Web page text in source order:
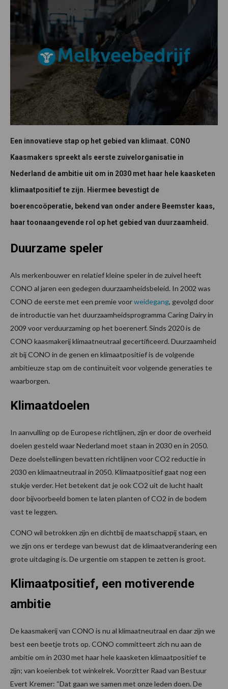
Een innovatieve stap op het gebied van klimaat. CONO
Kaasmakers spreekt als eerste zuivelorganisatie in
Nederland de ambitie uit om in 2030 met haar hele kaasketen
klimaatpositief te zijn. Hiermee bevestigt de
boerencoöperatie, bekend van onder andere Beemster kaas,
haar toonaangevende rol op het gebied van duurzaamheid.
Duurzame speler
Als merkenbouwer en relatief kleine speler in de zuivel heeft
CONO al jaren een gedegen duurzaamheidsbeleid. In 2002 was
CONO de eerste met een premie voorweidegang, gevolgd door
de introductie van het duurzaamheidsprogramma Caring Dairy in
2009 voor verduurzaming op het boerenerf. Sinds 2020 is de
CONO kaasmakerij klimaatneutraal gecertificeerd. Duurzaamheid
zit bij CONO in de genen en klimaatpositief is de volgende
ambitieuze stap om de continuïteit voor volgende generaties te
waarborgen.
Klimaatdoelen
In aanvulling op de Europese richtlijnen, zijn er door de overheid
doelen gesteld waar Nederland moet staan in 2030 en in 2050.
Deze doelstellingen bevatten richtlijnen voor CO2 reductie in
2030 en klimaatneutraal in 2050. Klimaatpositief gaat nog een
stukje verder. Het betekent dat je ook CO2 uit de lucht haalt
door bijvoorbeeld bomen te laten planten of CO2 in de bodem
vast te leggen.
CONO wil betrokken zijn en dichtbij de maatschappij staan, en
we zijn ons er terdege van bewust dat de klimaatverandering een
grote uitdaging is. De urgentie om stappen te zetten is groot.
Klimaatpositief, een motiverende
ambitie
De kaasmakerij van CONO is nu al klimaatneutraal en daar zijn we
best een beetje trots op. CONO committeert zich nu aan de
ambitie om in 2030 met haar hele kaasketen klimaatpositief te
zijn; van koeienbek tot winkelrek. Voorzitter Raad van Bestuur
Evert Kremer: “Dat gaan we samen met onze leden doen. De